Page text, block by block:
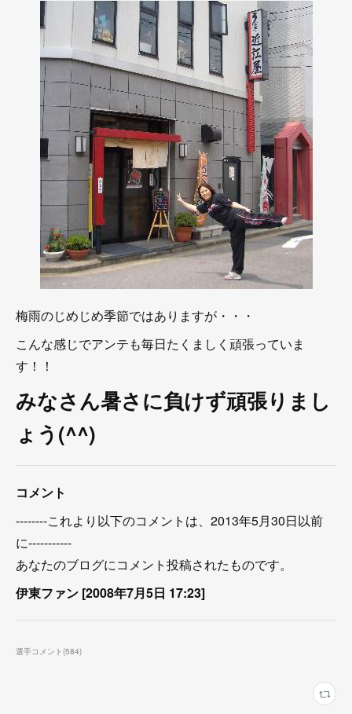
梅雨のじめじめ季節ではありますが・・・
こんな感じでアンテも毎日たくましく頑張っていま
す！！
みなさん暑さに負けず頑張りまし
ょう(^^)
コメント
--------これより以下のコメントは、2013年5月30日以前
に-----------
あなたのブログにコメント投稿されたものです。
伊東ファン [2008年7月5日 17:23]
選手コメント(584)